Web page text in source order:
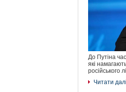
До Путіна
які
російського
Читати далі